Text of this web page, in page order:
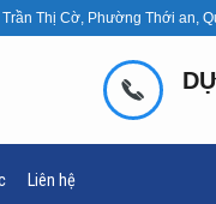
Thị Cờ, Phường Thới an,
Liên hệ